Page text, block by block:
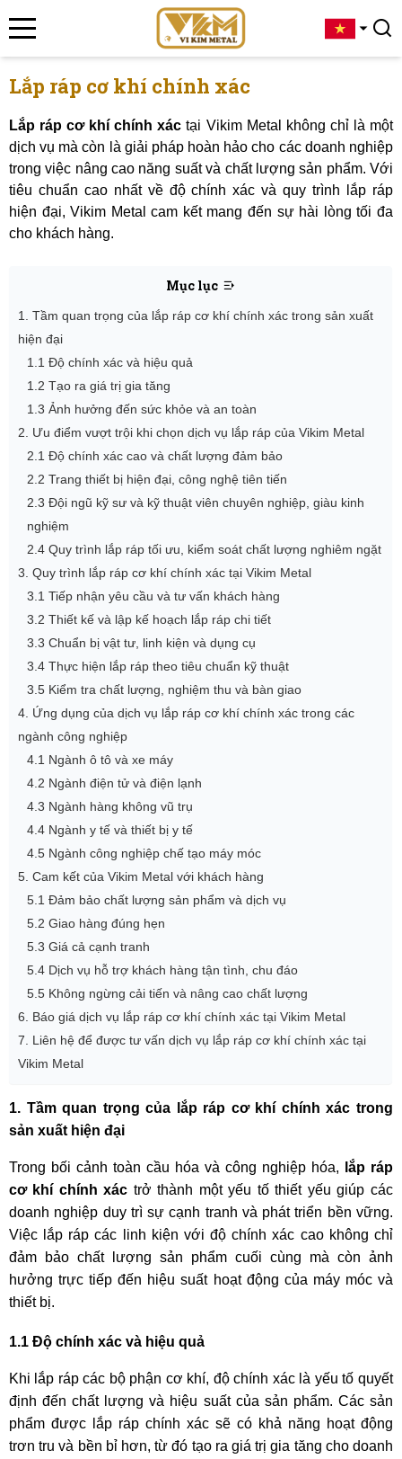
Lắp ráp cơ khí chính xác
Lắp ráp cơ khí chính xác tại Vikim Metal không chỉ là một
dịch vụ mà còn là giải pháp hoàn hảo cho các doanh nghiệp
trong việc nâng cao năng suất và chất lượng sản phẩm. Với
tiêu chuẩn cao nhất về độ chính xác và quy trình lắp ráp
hiện đại, Vikim Metal cam kết mang đến sự hài lòng tối đa
cho khách hàng.
Mục lục
1. Tầm quan trọng của lắp ráp cơ khí chính xác trong sản xuất
hiện đại
1.1 Độ chính xác và hiệu quả
1.2 Tạo ra giá trị gia tăng
1.3 Ảnh hưởng đến sức khỏe và an toàn
2. Ưu điểm vượt trội khi chọn dịch vụ lắp ráp của Vikim Metal
2.1 Độ chính xác cao và chất lượng đảm bảo
2.2 Trang thiết bị hiện đại, công nghệ tiên tiến
2.3 Đội ngũ kỹ sư và kỹ thuật viên chuyên nghiệp, giàu kinh
nghiệm
2.4 Quy trình lắp ráp tối ưu, kiểm soát chất lượng nghiêm ngặt
3. Quy trình lắp ráp cơ khí chính xác tại Vikim Metal
3.1 Tiếp nhận yêu cầu và tư vấn khách hàng
3.2 Thiết kế và lập kế hoạch lắp ráp chi tiết
3.3 Chuẩn bị vật tư, linh kiện và dụng cụ
3.4 Thực hiện lắp ráp theo tiêu chuẩn kỹ thuật
3.5 Kiểm tra chất lượng, nghiệm thu và bàn giao
4. Ứng dụng của dịch vụ lắp ráp cơ khí chính xác trong các
ngành công nghiệp
4.1 Ngành ô tô và xe máy
4.2 Ngành điện tử và điện lạnh
4.3 Ngành hàng không vũ trụ
4.4 Ngành y tế và thiết bị y tế
4.5 Ngành công nghiệp chế tạo máy móc
5. Cam kết của Vikim Metal với khách hàng
5.1 Đảm bảo chất lượng sản phẩm và dịch vụ
5.2 Giao hàng đúng hẹn
5.3 Giá cả cạnh tranh
5.4 Dịch vụ hỗ trợ khách hàng tận tình, chu đáo
5.5 Không ngừng cải tiến và nâng cao chất lượng
6. Báo giá dịch vụ lắp ráp cơ khí chính xác tại Vikim Metal
7. Liên hệ để được tư vấn dịch vụ lắp ráp cơ khí chính xác tại
Vikim Metal
1. Tầm quan trọng của lắp ráp cơ khí chính xác trong
sản xuất hiện đại
Trong bối cảnh toàn cầu hóa và công nghiệp hóa,
lắp ráp
cơ khí chính xác trở thành một yếu tố thiết yếu giúp các
doanh nghiệp duy trì sự cạnh tranh và phát triển bền vững.
Việc lắp ráp các linh kiện với độ chính xác cao không chỉ
đảm bảo chất lượng sản phẩm cuối cùng mà còn ảnh
hưởng trực tiếp đến hiệu suất hoạt động của máy móc và
thiết bị.
1.1 Độ chính xác và hiệu quả
Khi lắp ráp các bộ phận cơ khí, độ chính xác là yếu tố quyết
định đến chất lượng và hiệu suất của sản phẩm. Các sản
phẩm được lắp ráp chính xác sẽ có khả năng hoạt động
trơn tru và bền bỉ hơn, từ đó tạo ra giá trị gia tăng cho doanh